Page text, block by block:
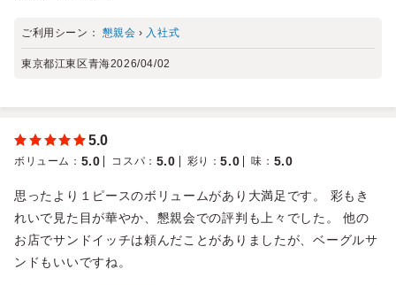
ご利用シーン： 懇親会 › 入社式
東京都江東区青海2026/04/02
5.0
ボリューム ： 5.0 コスパ ： 5.0 彩り ：5.0 味 ： 5.0
思ったより１ピースのボリュームがあり大満足です。 彩もき
れいで見た目が華やか、懇親会での評判も上々でした。 他の
お店でサンドイッチは頼んだことがありましたが、ベーグルサ
ンドもいいですね。